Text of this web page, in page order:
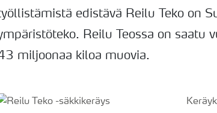
edistävä Reilu Teko on
Reilu Teossa on saatu
miljoonaa kiloa muovia.